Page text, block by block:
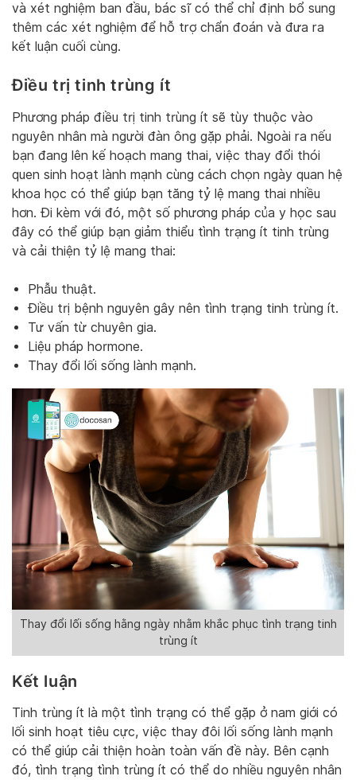
và xét nghiệm ban đầu, bác sĩ có thể chỉ định bổ sung
thêm các xét nghiệm để hỗ trợ chẩn đoán và đưa ra
kết luận cuối cùng.
Điều trị tinh trùng ít
Phương pháp điều trị tinh trùng ít sẽ tùy thuộc vào
nguyên nhân mà người đàn ông gặp phải. Ngoài ra nếu
bạn đang lên kế hoạch mang thai, việc thay đổi thói
quen sinh hoạt lành mạnh cùng cách chọn ngày quan hệ
khoa học có thể giúp bạn tăng tỷ lệ mang thai nhiều
hơn. Đi kèm với đó, một số phương pháp của y học sau
đây có thể giúp bạn giảm thiểu tình trạng ít tinh trùng
và cải thiện tỷ lệ mang thai:
Phẫu thuật.
Điều trị bệnh nguyên gây nên tình trạng tinh trùng ít.
Tư vấn từ chuyên gia.
Liệu pháp hormone.
Thay đổi lối sống lành mạnh.
Thay đổi lối sống hằng ngày nhằm khắc phục tình trạng tinh
trùng ít
Kết luận
Tinh trùng ít là một tình trạng có thể gặp ở nam giới có
lối sinh hoạt tiêu cực, việc thay đôi lối sống lành mạnh
có thể giúp cải thiện hoàn toàn vấn đề này. Bên cạnh
đó, tình trạng tình trùng ít có thể do nhiều nguyên nhân